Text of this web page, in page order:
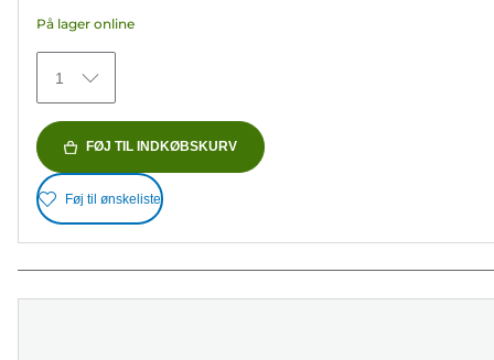
stjerner.
152
anmeldelser
På lager online
1
FØJ TIL INDKØBSKURV
Føj til ønskeliste